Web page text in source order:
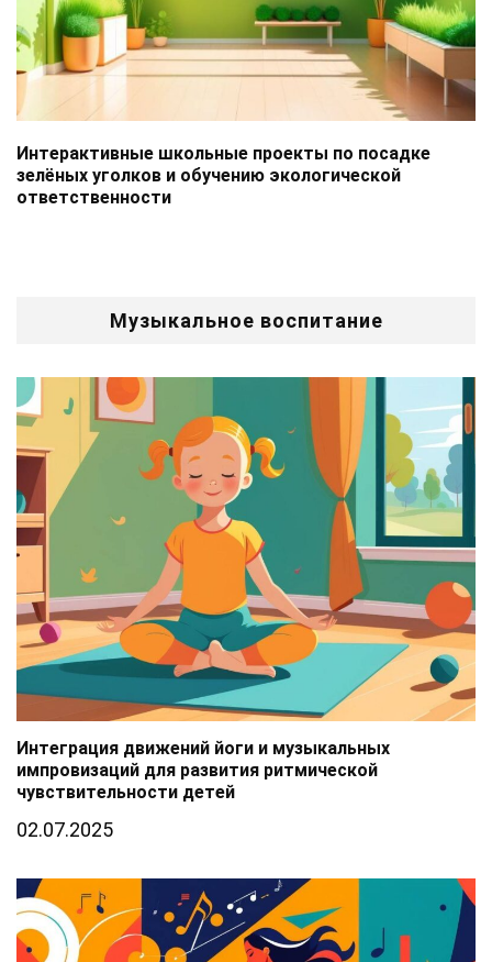
Интерактивные школьные проекты по посадке
зелёных уголков и обучению экологической
ответственности
Музыкальное воспитание
Интеграция движений йоги и музыкальных
импровизаций для развития ритмической
чувствительности детей
02.07.2025